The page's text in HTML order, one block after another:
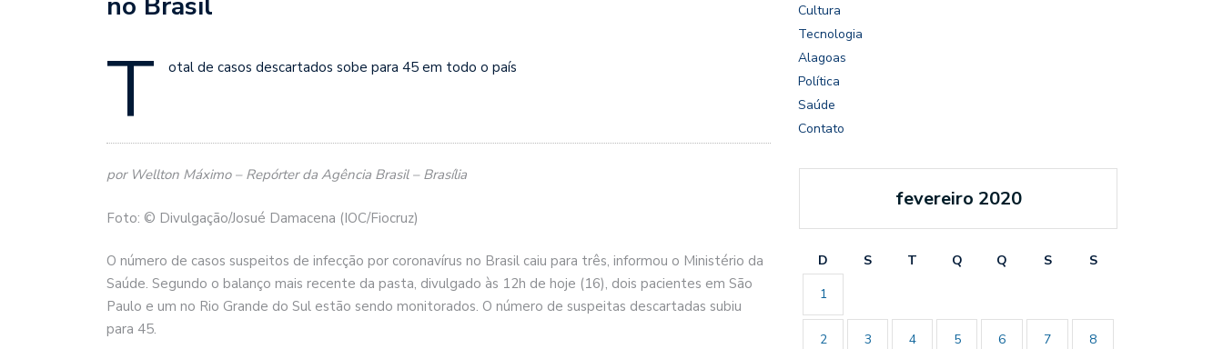
T otal de casos descartados sobe para 45 em todo o país
por Wellton Máximo – Repórter da Agência Brasil – Brasília
Foto: © Divulgação/Josué Damacena (IOC/Fiocruz)
O número de casos suspeitos de infecção por coronavírus no Brasil caiu para três, informou o Ministério da
Saúde. Segundo o balanço mais recente da pasta, divulgado às 12h de hoje (16), dois pacientes em São
Paulo e um no Rio Grande do Sul estão sendo monitorados. O número de suspeitas descartadas subiu
para 45.
Cultura
Tecnologia
Alagoas
Política
Saúde
Contato
fevereiro 2020
D S T Q Q S
S
1
2 3 4 5 6 7 8